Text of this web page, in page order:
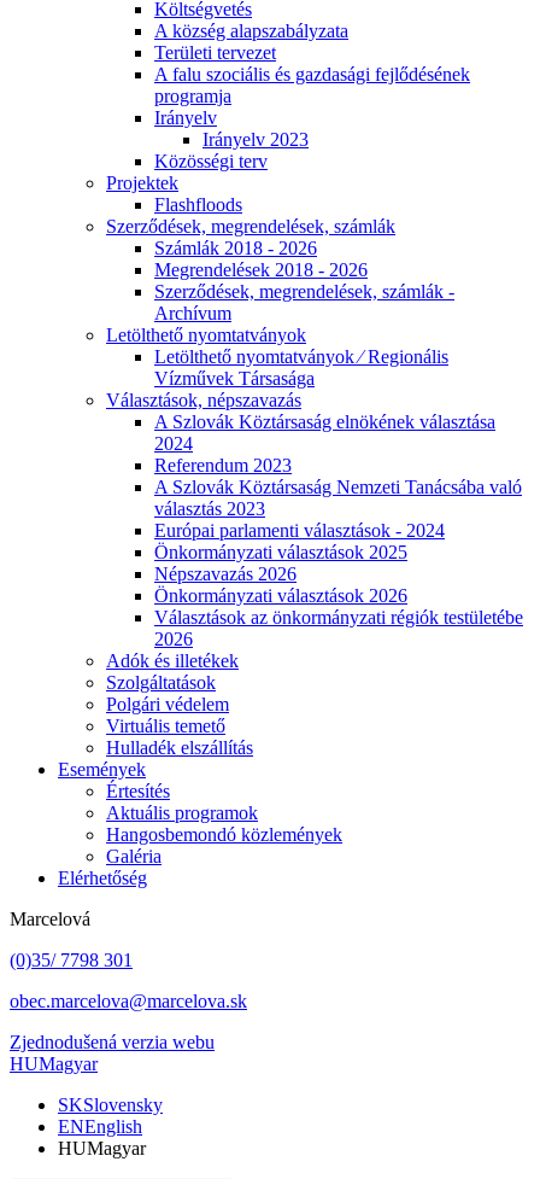
Költségvetés
A község alapszabályzata
Területi tervezet
A falu szociális és gazdasági fejlődésének
programja
Irányelv
Irányelv 2023
Közösségi terv
Projektek
Flashfloods
Szerződések, megrendelések, számlák
Számlák 2018 - 2026
Megrendelések 2018 - 2026
Szerződések, megrendelések, számlák -
Archívum
Letölthető nyomtatványok
Letölthető nyomtatványok ⁄ Regionális
Vízművek Társasága
Választások, népszavazás
A Szlovák Köztársaság elnökének választása
2024
Referendum 2023
A Szlovák Köztársaság Nemzeti Tanácsába való
választás 2023
Európai parlamenti választások - 2024
Önkormányzati választások 2025
Népszavazás 2026
Önkormányzati választások 2026
Választások az önkormányzati régiók testületébe
2026
Adók és illetékek
Szolgáltatások
Polgári védelem
Virtuális temető
Hulladék elszállítás
Események
Értesítés
Aktuális programok
Hangosbemondó közlemények
Galéria
Elérhetőség
Marcelová
(0)35/ 7798 301
obec.marcelova@marcelova.sk
Zjednodušená verzia webu
HUMagyar
SKSlovensky
ENEnglish
HUMagyar